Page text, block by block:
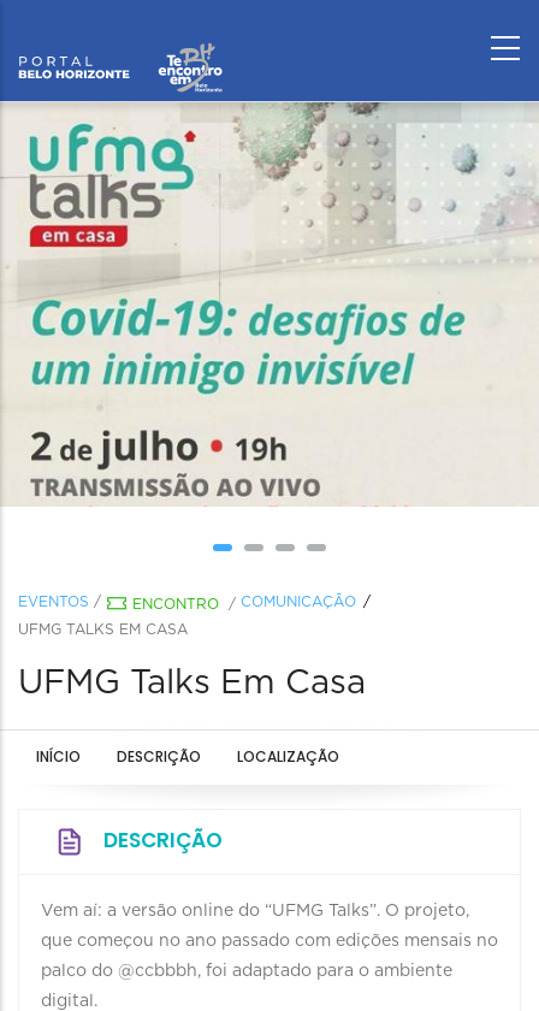
EVENTOS / ENCONTRO / COMUNICAÇÃO
UFMG TALKS EM CASA
UFMG Talks Em Casa
INÍCIO DESCRIÇÃO LOCALIZAÇÃO
DESCRIÇÃO
Vem aí: a versão online do “UFMG Talks”. O projeto,
que começou no ano passado com edições mensais no
palco do @ccbbbh, foi adaptado para o ambiente
digital.